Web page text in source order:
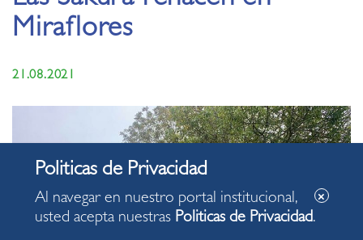
Miraflores
21.08.2021
Al navegar en nuestro portal institucional,
usted acepta nuestras Politicas de Privacidad.